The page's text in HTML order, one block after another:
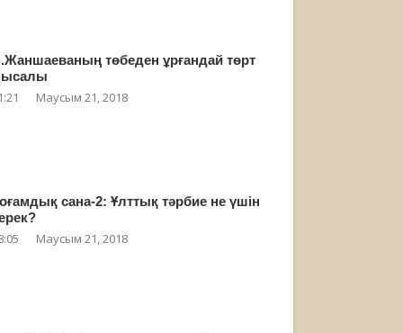
төбеден ұрғандай төрт
Маусым 21, 2018
сана-2: Ұлттық тәрбие не үшін
Маусым 21, 2018